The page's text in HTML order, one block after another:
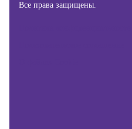
Все права защищены.